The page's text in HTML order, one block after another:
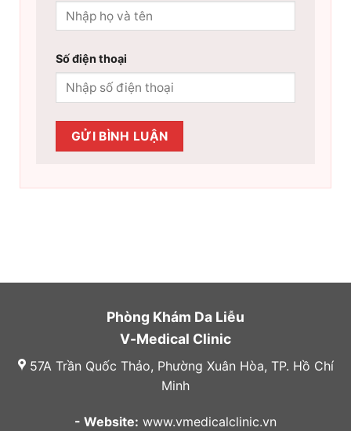
Số điện thoại
Phòng Khám Da Liễu
V-Medical Clinic
57A Trần Quốc Thảo, Phường Xuân Hòa, TP. Hồ Chí
Minh
- Website: www.vmedicalclinic.vn